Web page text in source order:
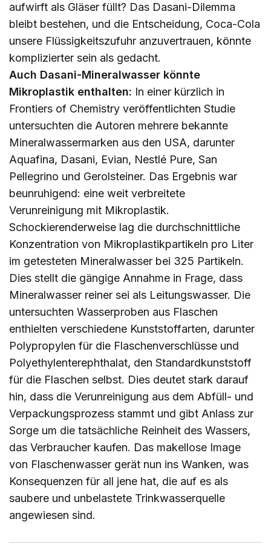
aufwirft als Gläser füllt? Das Dasani-Dilemma
bleibt bestehen, und die Entscheidung, Coca-Cola
unsere Flüssigkeitszufuhr anzuvertrauen, könnte
komplizierter sein als gedacht.
Auch Dasani-Mineralwasser könnte
Mikroplastik enthalten: In einer kürzlich in
Frontiers of Chemistry veröffentlichten Studie
untersuchten die Autoren mehrere bekannte
Mineralwassermarken aus den USA, darunter
Aquafina, Dasani, Evian, Nestlé Pure, San
Pellegrino und Gerolsteiner. Das Ergebnis war
beunruhigend: eine weit verbreitete
Verunreinigung mit Mikroplastik.
Schockierenderweise lag die durchschnittliche
Konzentration von Mikroplastikpartikeln pro Liter
im getesteten Mineralwasser bei 325 Partikeln.
Dies stellt die gängige Annahme in Frage, dass
Mineralwasser reiner sei als Leitungswasser. Die
untersuchten Wasserproben aus Flaschen
enthielten verschiedene Kunststoffarten, darunter
Polypropylen für die Flaschenverschlüsse und
Polyethylenterephthalat, den Standardkunststoff
für die Flaschen selbst. Dies deutet stark darauf
hin, dass die Verunreinigung aus dem Abfüll- und
Verpackungsprozess stammt und gibt Anlass zur
Sorge um die tatsächliche Reinheit des Wassers,
das Verbraucher kaufen. Das makellose Image
von Flaschenwasser gerät nun ins Wanken, was
Konsequenzen für all jene hat, die auf es als
saubere und unbelastete Trinkwasserquelle
angewiesen sind.